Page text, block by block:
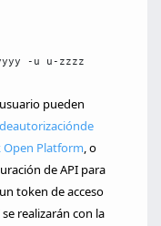
-u u-zzzz
pueden
autorizaciónde
Open Platform, o
de API para
token de acceso
realizarán con la